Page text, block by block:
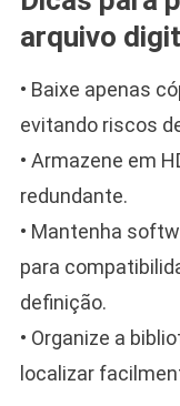
arquivo
• Baixe apenas
evitando riscos
• Armazene em
redundante.
• Mantenha
para
definição.
• Organize a
localizar